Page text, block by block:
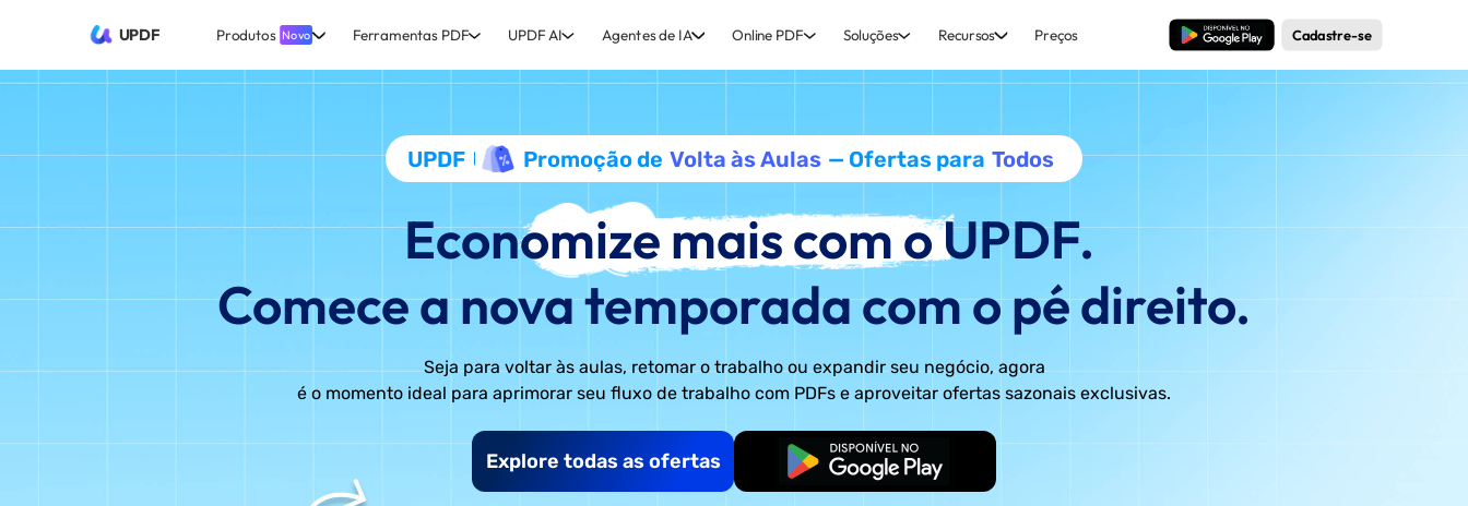
UPDF Produtos Novo Ferramentas PDF UPDF AI Agentes de IA Online PDF Soluções Recursos Preços Baixar Grátis Cadastre-se
UPDF Promoção de Volta às Aulas — Ofertas para Todos
Economize mais com o UPDF.
Comece a nova temporada com o pé direito.
Seja para voltar às aulas, retomar o trabalho ou expandir seu negócio, agora
é o momento ideal para aprimorar seu fluxo de trabalho com PDFs e aproveitar ofertas sazonais exclusivas.
Explore todas as ofertas Começar Grátis